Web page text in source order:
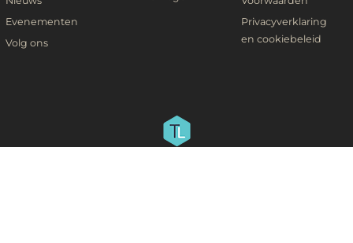
Evenementen
Volg ons
Privacyverklaring
en cookiebeleid